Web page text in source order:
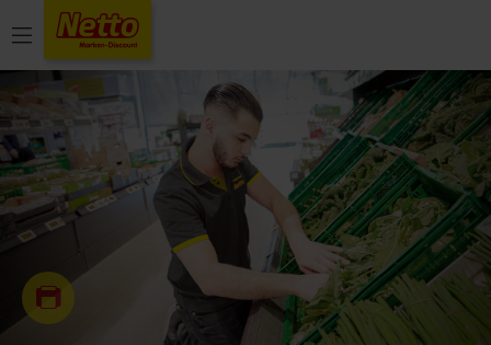
Menü